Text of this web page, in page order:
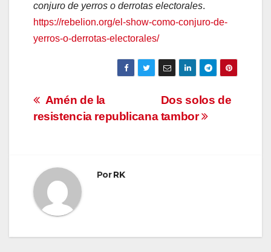
conjuro de yerros o derrotas electorales.
https://rebelion.org/el-show-como-conjuro-de-
yerros-o-derrotas-electorales/
Navegación
de
Dos solos de
tambor
Amén de la
resistencia republicana
PorRK